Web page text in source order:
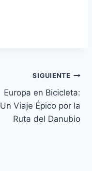
SIGUIENTE
Europa en Bicicleta:
Un Viaje Épico por la
Ruta del Danubio